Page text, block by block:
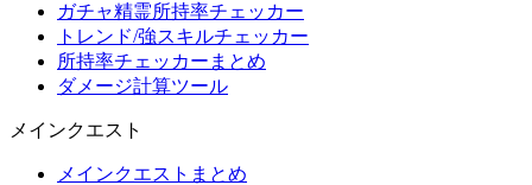
ガチャ精霊所持率チェッカー
トレンド/強スキルチェッカー
所持率チェッカーまとめ
ダメージ計算ツール
メインクエスト
メインクエストまとめ